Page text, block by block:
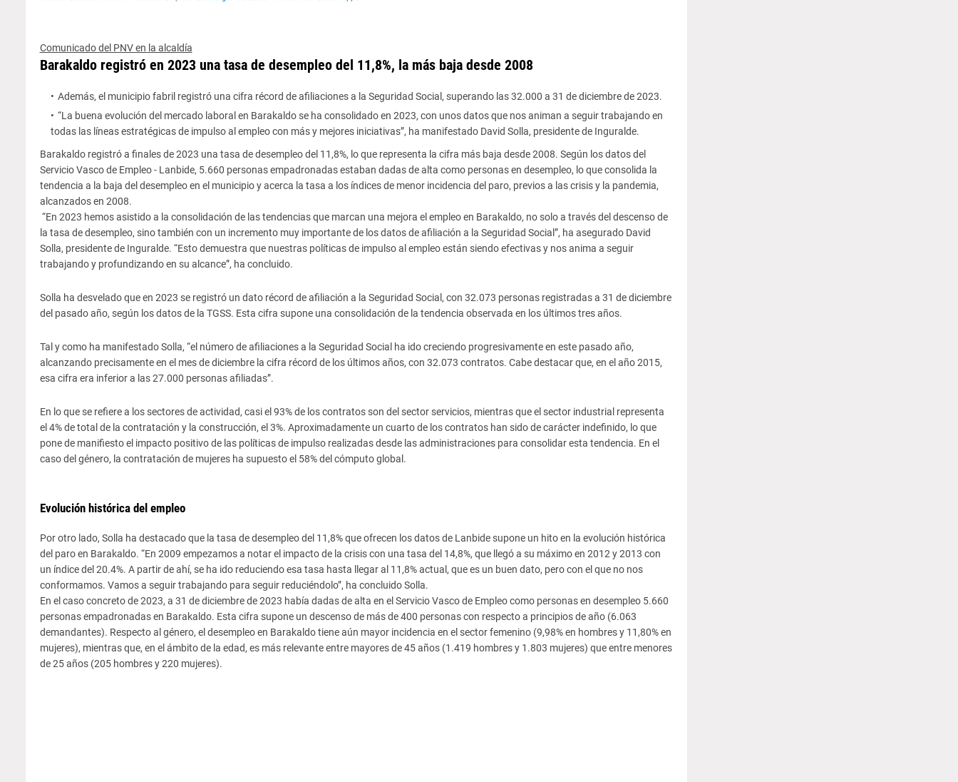
Comunicado del PNV en la alcaldía
Barakaldo registró en 2023 una tasa de desempleo del 11,8%, la más baja desde 2008
Además, el municipio fabril registró una cifra récord de afiliaciones a la Seguridad Social, superando las 32.000 a 31 de diciembre de 2023.
“La buena evolución del mercado laboral en Barakaldo se ha consolidado en 2023, con unos datos que nos animan a seguir trabajando en
todas las líneas estratégicas de impulso al empleo con más y mejores iniciativas”, ha manifestado David Solla, presidente de Inguralde.
Barakaldo registró a finales de 2023 una tasa de desempleo del 11,8%, lo que representa la cifra más baja desde 2008. Según los datos del
Servicio Vasco de Empleo - Lanbide, 5.660 personas empadronadas estaban dadas de alta como personas en desempleo, lo que consolida la
tendencia a la baja del desempleo en el municipio y acerca la tasa a los índices de menor incidencia del paro, previos a las crisis y la pandemia,
alcanzados en 2008.
“En 2023 hemos asistido a la consolidación de las tendencias que marcan una mejora el empleo en Barakaldo, no solo a través del descenso de
la tasa de desempleo, sino también con un incremento muy importante de los datos de afiliación a la Seguridad Social”, ha asegurado David
Solla, presidente de Inguralde. “Esto demuestra que nuestras políticas de impulso al empleo están siendo efectivas y nos anima a seguir
trabajando y profundizando en su alcance”, ha concluido.
Solla ha desvelado que en 2023 se registró un dato récord de afiliación a la Seguridad Social, con 32.073 personas registradas a 31 de diciembre
del pasado año, según los datos de la TGSS. Esta cifra supone una consolidación de la tendencia observada en los últimos tres años.
Tal y como ha manifestado Solla, “el número de afiliaciones a la Seguridad Social ha ido creciendo progresivamente en este pasado año,
alcanzando precisamente en el mes de diciembre la cifra récord de los últimos años, con 32.073 contratos. Cabe destacar que, en el año 2015,
esa cifra era inferior a las 27.000 personas afiliadas”.
En lo que se refiere a los sectores de actividad, casi el 93% de los contratos son del sector servicios, mientras que el sector industrial representa
el 4% de total de la contratación y la construcción, el 3%. Aproximadamente un cuarto de los contratos han sido de carácter indefinido, lo que
pone de manifiesto el impacto positivo de las políticas de impulso realizadas desde las administraciones para consolidar esta tendencia. En el
caso del género, la contratación de mujeres ha supuesto el 58% del cómputo global.
Evolución histórica del empleo
Por otro lado, Solla ha destacado que la tasa de desempleo del 11,8% que ofrecen los datos de Lanbide supone un hito en la evolución histórica
del paro en Barakaldo. “En 2009 empezamos a notar el impacto de la crisis con una tasa del 14,8%, que llegó a su máximo en 2012 y 2013 con
un índice del 20.4%. A partir de ahí, se ha ido reduciendo esa tasa hasta llegar al 11,8% actual, que es un buen dato, pero con el que no nos
conformamos. Vamos a seguir trabajando para seguir reduciéndolo”, ha concluido Solla.
En el caso concreto de 2023, a 31 de diciembre de 2023 había dadas de alta en el Servicio Vasco de Empleo como personas en desempleo 5.660
personas empadronadas en Barakaldo. Esta cifra supone un descenso de más de 400 personas con respecto a principios de año (6.063
demandantes). Respecto al género, el desempleo en Barakaldo tiene aún mayor incidencia en el sector femenino (9,98% en hombres y 11,80% en
mujeres), mientras que, en el ámbito de la edad, es más relevante entre mayores de 45 años (1.419 hombres y 1.803 mujeres) que entre menores
de 25 años (205 hombres y 220 mujeres).